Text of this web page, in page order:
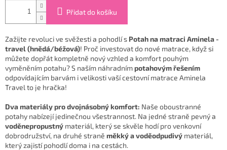
Přidat do košíku
Zažijte revoluci ve svěžesti a pohodlí s Potah na matraci Aminela -
travel (hnědá/béžová)! Proč investovat do nové matrace, když si
můžete dopřát kompletně nový vzhled a komfort pouhým
vyměněním potahu? S naším náhradnímpotahovým řešením
odpovídajícím barvám i velikosti vaší cestovní matrace Aminela
Travel to je hračka!
Dva materiály pro dvojnásobný komfort: Naše oboustranné
potahy nabízejí jedinečnou všestrannost. Na jedné straně pevný a
voděnepropustný materiál, který se skvěle hodí pro venkovní
dobrodružství, na druhé straně měkký a voděodpudivý materiál,
který zajistí pohodlí doma i na cestách.